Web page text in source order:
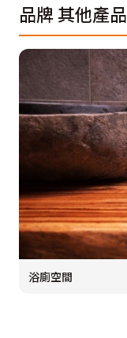
品牌其他產品
浴廁空間